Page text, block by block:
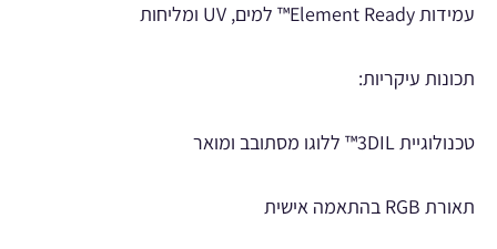
עמידות Element Ready™ למים, UV ומליחות
תכונות עיקריות:
טכנולוגיית 3DIL™ ללוגו מסתובב ומואר
תאורת RGB בהתאמה אישית